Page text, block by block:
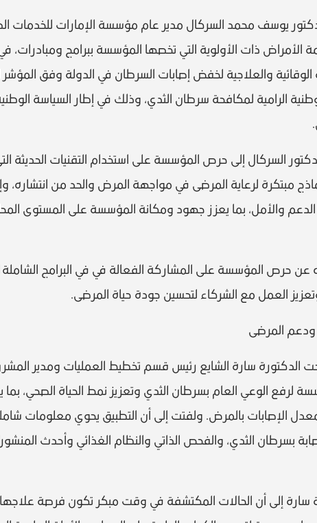
يوسف محمد السركال مدير عام مؤسسة الإمارات للخدمات
الأمراض ذات الأولوية التي تخصها المؤسسة ببرامج ومبادرات،
الوقائية والعلاجية لخفض إصابات السرطان في الدولة وفق
الرامية لمكافحة سرطان الثدي، وذلك في إطار السياسة
السركال إلى حرص المؤسسة على استخدام التقنيات الحديثة
مبتكرة لرعاية المرضى في مواجهة المرض والحد من
الدعم والأمل، بما يعزز جهود ومكانة المؤسسة على المستوى
حرص المؤسسة على المشاركة الفعالة في في البرامج الشاملة
العمل مع الشركاء لتحسين جودة حياة المرضى.
ودعم المرضى
الدكتورة سارة الشايع رئيس قسم تخطيط العمليات ومدير
لرفع الوعي العام بسرطان الثدي وتعزيز نمط الحياة الصحي،
الإصابات بالمرض. ولفتت إلى أن التطبيق يحوي معلومات
بسرطان الثدي، والفحص الذاتي والنظام الغذائي وأحدث
سارة إلى أن الحالات المكتشفة في وقت مبكر تكون فرصة علاجها